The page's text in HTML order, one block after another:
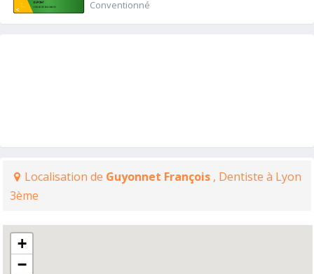
Conventionné
Localisation de Guyonnet François , Dentiste à Lyon
3ème
+
−